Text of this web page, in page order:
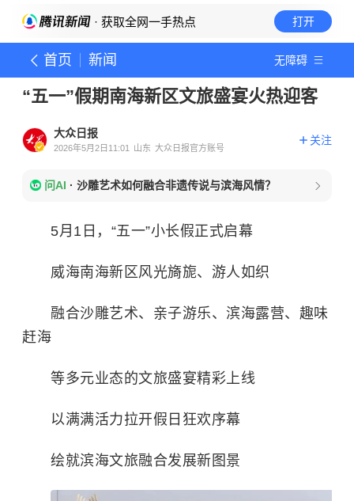
· 获取全网一手热点 打开
首页 新闻 无障碍
“五一”假期南海新区文旅盛宴火热迎客
大众日报
2026年5月2日11:01 山东 大众日报官方账号
关注
问AI · 沙雕艺术如何融合非遗传说与滨海风情？
5月1日，“五一”小长假正式启幕
威海南海新区风光旖旎、游人如织
融合沙雕艺术、亲子游乐、滨海露营、趣味
赶海
等多元业态的文旅盛宴精彩上线
以满满活力拉开假日狂欢序幕
绘就滨海文旅融合发展新图景